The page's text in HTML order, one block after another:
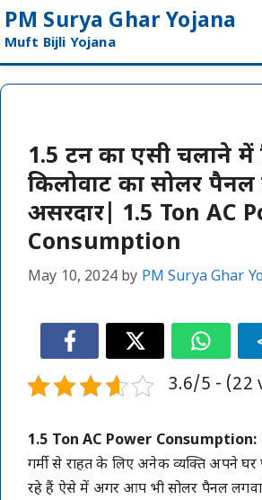
Skip
to
content
PM Surya Ghar Yojana
Muft Bijli Yojana
1.5 टन का एसी चलाने में
किलोवाट का सोलर पैनल
असरदार| 1.5 Ton AC
Consumption
May 10, 2024 by PM Surya Ghar
3.6/5 - (22
1.5 Ton AC Power Consumption:
गर्मी से राहत के लिए अनेक व्यक्ति अपने
रहे हैं ऐसे में अगर आप भी सोलर पैनल